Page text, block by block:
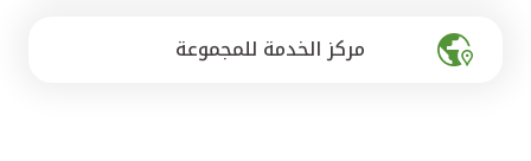
مركز الخدمة للمجموعة